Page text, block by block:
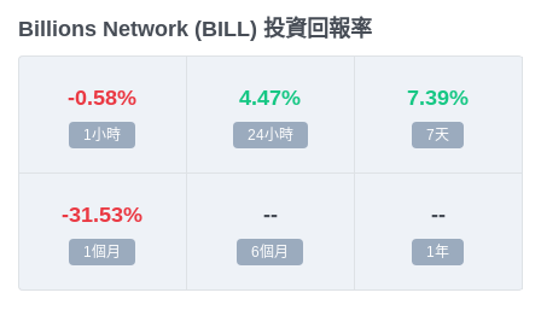
Billions Network (BILL) 投資回報率
-0.58%
1小時
4.47%
24小時
7.39%
7天
-31.53%
1個月
--
6個月
--
1年